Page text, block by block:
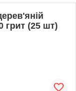
грит (25 шт)